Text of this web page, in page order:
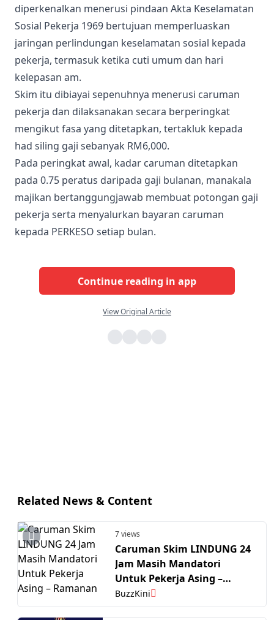
diperkenalkan menerusi pindaan Akta Keselamatan
Sosial Pekerja 1969 bertujuan memperluaskan
jaringan perlindungan keselamatan sosial kepada
pekerja, termasuk ketika cuti umum dan hari
kelepasan am.
Skim itu dibiayai sepenuhnya menerusi caruman
pekerja dan dilaksanakan secara berperingkat
mengikut fasa yang ditetapkan, tertakluk kepada
had siling gaji sebanyak RM6,000.
Pada peringkat awal, kadar caruman ditetapkan
pada 0.75 peratus daripada gaji bulanan, manakala
majikan bertanggungjawab membuat potongan gaji
pekerja serta menyalurkan bayaran caruman
kepada PERKESO setiap bulan.
Continue reading in app
View Original Article
Related News & Content
7 views
Caruman Skim LINDUNG 24
Jam Masih Mandatori
Untuk Pekerja Asing –
Ramanan
BuzzKini